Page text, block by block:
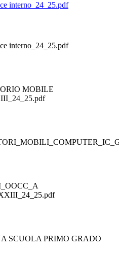
interno_24_25.pdf
interno_24_25.pdf
MOBILE
SCUOLA PRIMO GRADO